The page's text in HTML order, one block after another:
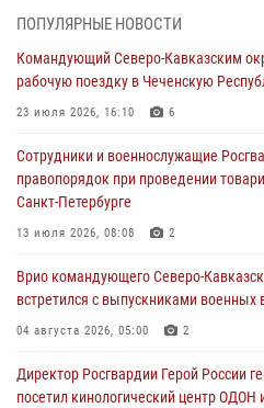
второй годовщине вторжения ВСУ на
06 августа 2026, 11:56
угрожавшего подростку
06 августа 2026, 11:33 1
В Зауралье при содействии СОБР
06 августа 2026, 11:27
В Москве росгвардейцы задержали
06 августа 2026, 11:20 1
ПОПУЛЯРНЫЕ НОВОСТИ
Командующий Северо-Кавказским
рабочую поездку в Чеченскую
23 июля 2026, 16:10 6
Сотрудники и военнослужащие
правопорядок при проведении
Санкт-Петербурге
13 июля 2026, 08:08 2
Врио командующего Северо-
встретился с выпускниками военных
04 августа 2026, 05:00 2
Директор Росгвардии Герой России
посетил кинологический центр